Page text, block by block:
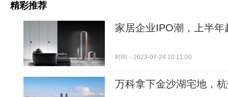
精彩推荐
家居企业IPO潮，上半
时间：2023-07-24 10:11:00
万科拿下金沙湖宅地，